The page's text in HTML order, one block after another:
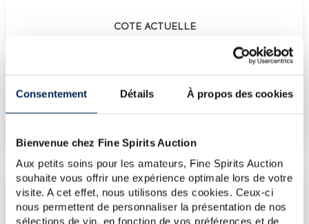
Consentement Détails À propos des cookies
Bienvenue chez Fine Spirits Auction
Aux petits soins pour les amateurs, Fine Spirits Auction
souhaite vous offrir une expérience optimale lors de votre
visite. A cet effet, nous utilisons des cookies. Ceux-ci
nous permettent de personnaliser la présentation de nos
sélections de vin, en fonction de vos préférences et de
COTE ACTUELLE
191€ (plus haut annuel)
LES DERNIÈRES ADJUDICATIONS
17/07/2026
154€